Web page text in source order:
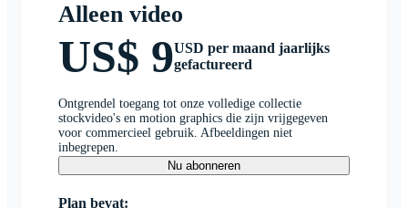
Alleen video
US$ 9USD per maand jaarlijks
gefactureerd
Ontgrendel toegang tot onze volledige collectie
stockvideo's en motion graphics die zijn vrijgegeven
voor commercieel gebruik. Afbeeldingen niet
inbegrepen.
Nu abonneren
Plan bevat: